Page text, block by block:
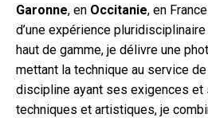
Garonne, en Occitanie, en
d’une expérience
haut de gamme, je délivre une
mettant la technique au service
discipline ayant ses exigences
techniques et artistiques, je